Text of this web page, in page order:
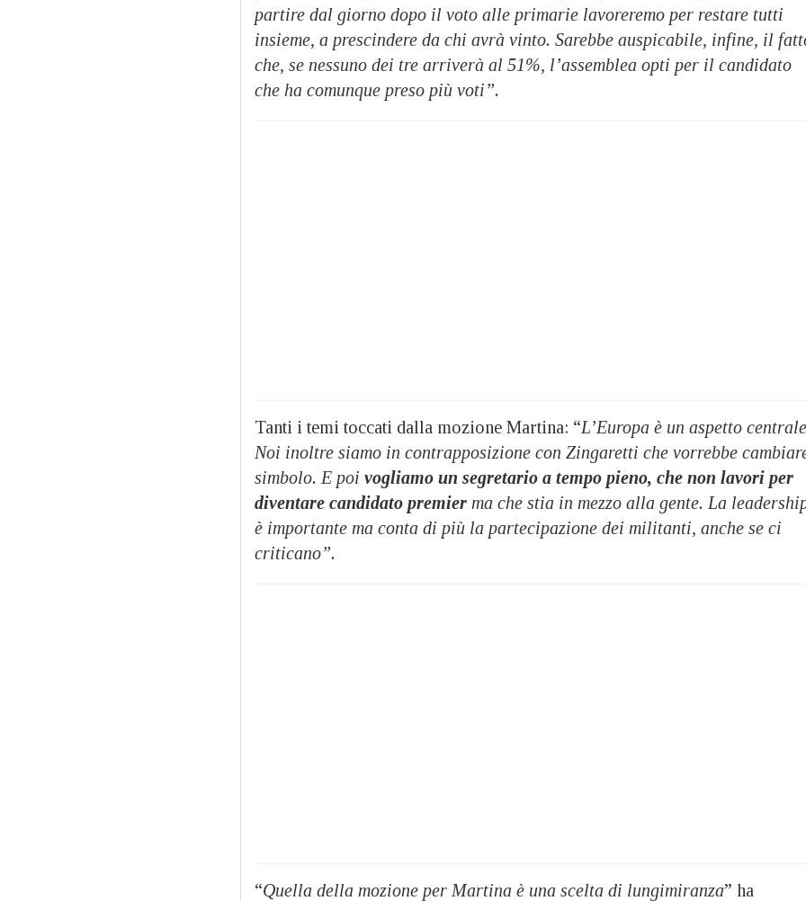
partire dal giorno dopo il voto alle primarie lavoreremo per restare tutti
insieme, a prescindere da chi avrà vinto. Sarebbe auspicabile, infine, il
che, se nessuno dei tre arriverà al 51%, l’assemblea opti per il candidato
che ha comunque preso più voti”.
Tanti i temi toccati dalla mozione Martina: “L’Europa è un aspetto
Noi inoltre siamo in contrapposizione con Zingaretti che vorrebbe
simbolo. E poi vogliamo un segretario a tempo pieno, che non lavori per
diventare candidato premier ma che stia in mezzo alla gente. La
è importante ma conta di più la partecipazione dei militanti, anche se ci
criticano”.
“Quella della mozione per Martina è una scelta di lungimiranza” ha